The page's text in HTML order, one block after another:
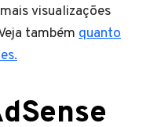
visualizações
também quanto